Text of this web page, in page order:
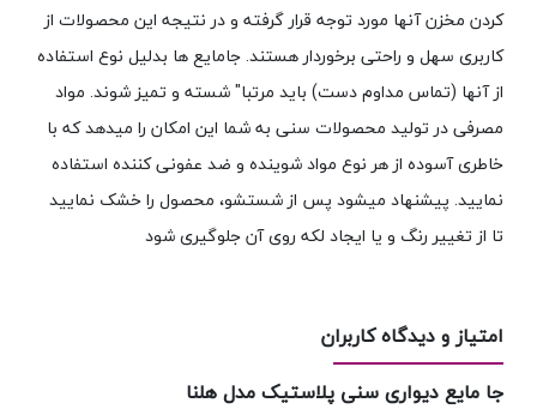
کردن مخزن آنها مورد توجه قرار گرفته و در نتیجه این محصولات از
کاربری سهل و راحتی برخوردار هستند. جامایع ها بدلیل نوع استفاده
از آنها (تماس مداوم دست) باید مرتبا" شسته و تمیز شوند. مواد
مصرفی در تولید محصولات سنی به شما این امکان را میدهد که با
خاطری آسوده از هر نوع مواد شوینده و ضد عفونی کننده استفاده
نمایید. پیشنهاد میشود پس از شستشو، محصول را خشک نمایید
تا از تغییر رنگ و یا ایجاد لکه روی آن جلوگیری شود
امتیاز و دیدگاه کاربران
جا مایع دیواری سنی پلاستیک مدل هلنا